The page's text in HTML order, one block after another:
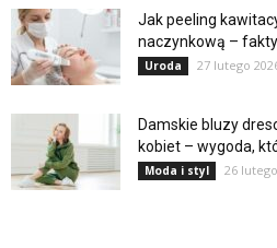
Jak peeling
naczynkową –
Uroda 27 lutego
Damskie bluzy
kobiet – wygoda,
Moda i styl 26